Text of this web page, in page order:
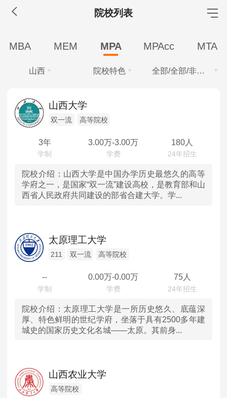
院校列表
招生政策
考试真题
招生简章
MEM工程管理
院校库 考试报名 招生政策
考试真题
招生简章
院校库 考试报名 招生政策 学制学费
报名流程
院校库 考试报名 招生政策
MTA旅游管理
院校库 考试报名 招生政策 学制学费
报名流程
考试真题
报考经验 招生简章
MBA MEM MPA MPAcc MTA
山西
北京
河北
山西
吉林
上海
江苏
安徽
院校特色
211
高等院校
全部/全部/非全日制
全部
全部
学习方式
全部 全日制 非全日制
山西大学
双一流 高等院校
3年 3.00万-3.00万 180人
院校介绍： 山西大学是中国办学历史最悠久的高等
学府之一，是国家“双一流”建设高校，是教育部和山
西省人民政府共同建设的部省合建大学。学...
太原理工大学
211 双一流 高等院校
-- 0.00万-0.00万 75人
院校介绍： 太原理工大学是一所历史悠久、底蕴深
厚、特色鲜明的世纪学府，坐落于具有2500多年建
城史的国家历史文化名城——太原。其前身...
山西农业大学
高等院校